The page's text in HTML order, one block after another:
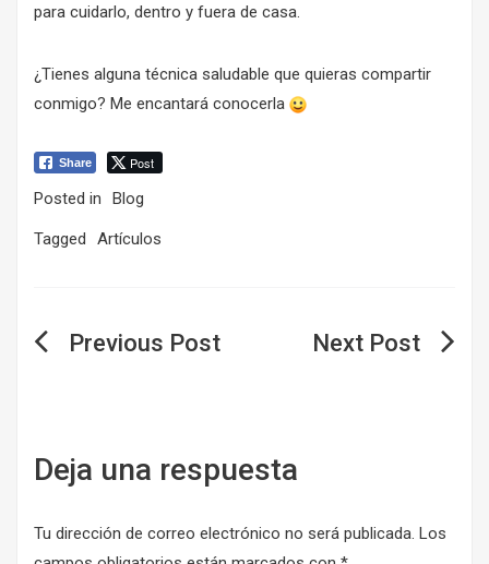
para cuidarlo, dentro y fuera de casa.
¿Tienes alguna técnica saludable que quieras compartir
conmigo? Me encantará conocerla
Share Post
Posted in Blog
Tagged Artículos
Navegación
Deja una respuesta
Tu dirección de correo electrónico no será publicada. Los